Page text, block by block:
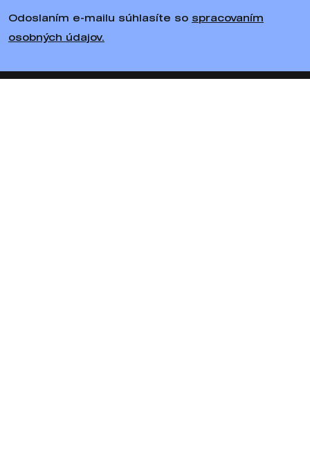
Odoslaním e-mailu súhlasíte so spracovaním
osobných údajov.